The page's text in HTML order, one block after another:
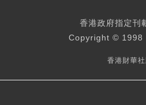
香港政府指定刊
Copyright © 1998
香港財華